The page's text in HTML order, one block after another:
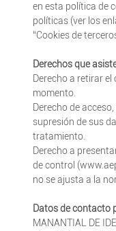
en esta política de
políticas (ver los
“Cookies de
Derechos que
Derecho a retirar
momento.
Derecho de
supresión de sus
tratamiento.
Derecho a
de control
no se ajusta a la
Datos de contacto
MANANTIAL DE